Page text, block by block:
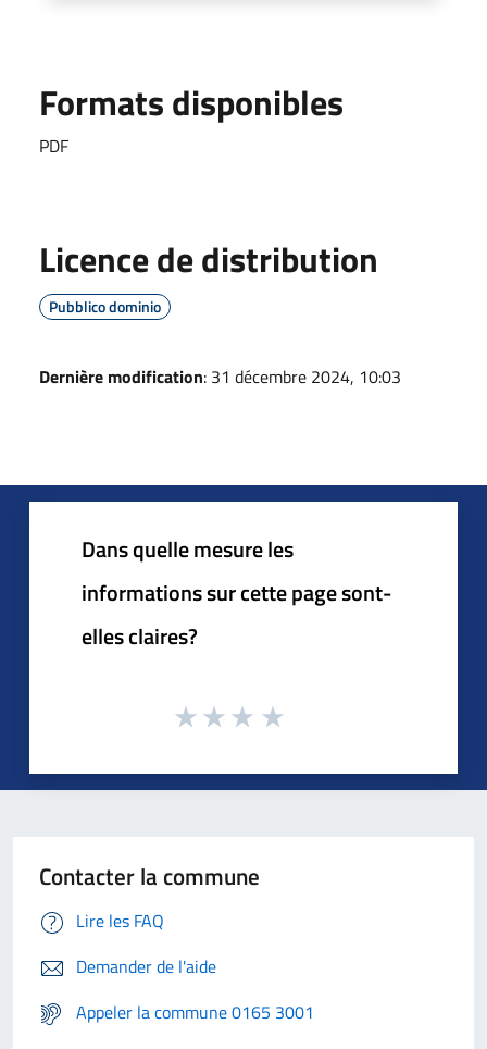
Formats disponibles
PDF
Licence de distribution
Pubblico dominio
Dernière modification: 31 décembre 2024, 10:03
Dans quelle mesure les
informations sur cette page sont-
elles claires?
Contacter la commune
Lire les FAQ
Demander de l'aide
Appeler la commune 0165 3001